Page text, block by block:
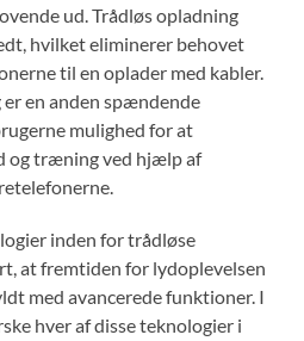
ud. Trådløs opladning
hvilket eliminerer behovet
til en oplader med kabler.
en anden spændende
mulighed for at
og træning ved hjælp af
inden for trådløse
at fremtiden for lydoplevelsen
med avancerede funktioner. I
hver af disse teknologier i